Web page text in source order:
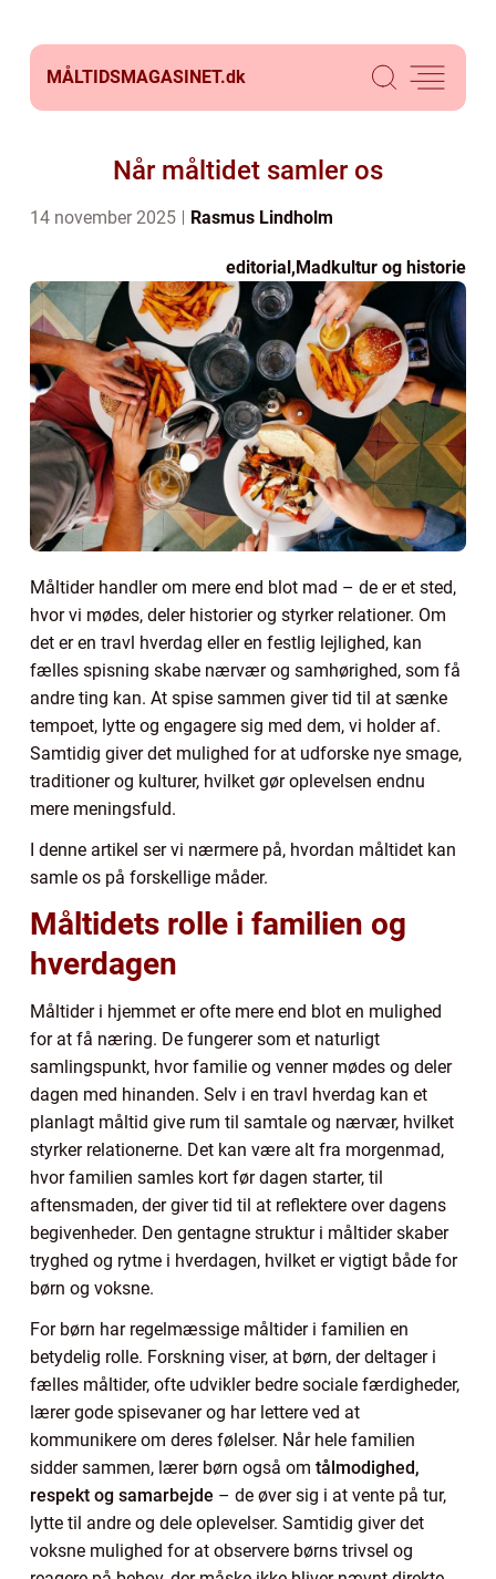
MÅLTIDSMAGASINET.dk
Når måltidet samler os
14 november 2025 Rasmus Lindholm
editorial,Madkultur og historie
Måltider handler om mere end blot mad – de er et sted,
hvor vi mødes, deler historier og styrker relationer. Om
det er en travl hverdag eller en festlig lejlighed, kan
fælles spisning skabe nærvær og samhørighed, som få
andre ting kan. At spise sammen giver tid til at sænke
tempoet, lytte og engagere sig med dem, vi holder af.
Samtidig giver det mulighed for at udforske nye smage,
traditioner og kulturer, hvilket gør oplevelsen endnu
mere meningsfuld.
I denne artikel ser vi nærmere på, hvordan måltidet kan
samle os på forskellige måder.
Måltidets rolle i familien og
hverdagen
Måltider i hjemmet er ofte mere end blot en mulighed
for at få næring. De fungerer som et naturligt
samlingspunkt, hvor familie og venner mødes og deler
dagen med hinanden. Selv i en travl hverdag kan et
planlagt måltid give rum til samtale og nærvær, hvilket
styrker relationerne. Det kan være alt fra morgenmad,
hvor familien samles kort før dagen starter, til
aftensmaden, der giver tid til at reflektere over dagens
begivenheder. Den gentagne struktur i måltider skaber
tryghed og rytme i hverdagen, hvilket er vigtigt både for
børn og voksne.
For børn har regelmæssige måltider i familien en
betydelig rolle. Forskning viser, at børn, der deltager i
fælles måltider, ofte udvikler bedre sociale færdigheder,
lærer gode spisevaner og har lettere ved at
kommunikere om deres følelser. Når hele familien
sidder sammen, lærer børn også om tålmodighed,
respekt og samarbejde – de øver sig i at vente på tur,
lytte til andre og dele oplevelser. Samtidig giver det
voksne mulighed for at observere børns trivsel og